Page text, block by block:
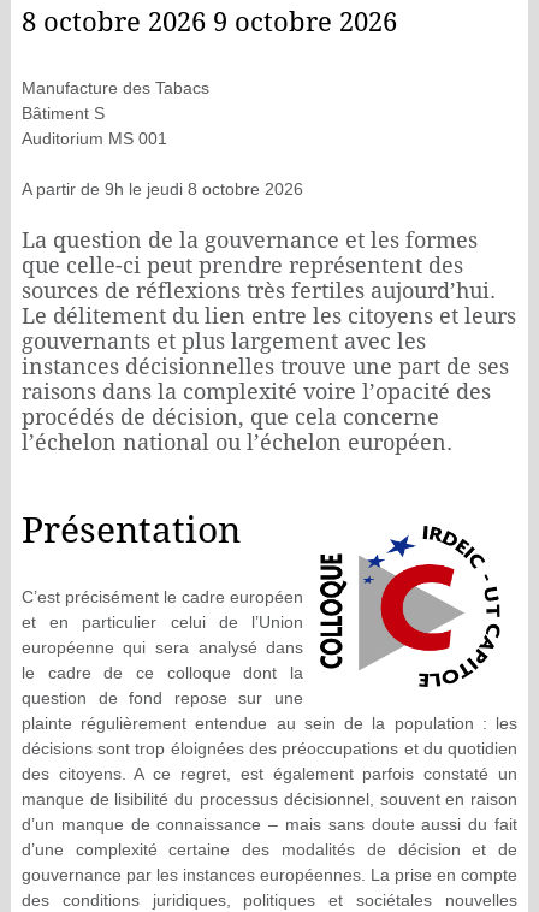
8 octobre 2026 9 octobre 2026
Manufacture des Tabacs
Bâtiment S
Auditorium MS 001
A partir de 9h le jeudi 8 octobre 2026
La question de la gouvernance et les formes
que celle-ci peut prendre représentent des
sources de réflexions très fertiles aujourd’hui.
Le délitement du lien entre les citoyens et leurs
gouvernants et plus largement avec les
instances décisionnelles trouve une part de ses
raisons dans la complexité voire l’opacité des
procédés de décision, que cela concerne
l’échelon national ou l’échelon européen.
Présentation
C’est précisément le cadre européen
et en particulier celui de l’Union
européenne qui sera analysé dans
le cadre de ce colloque dont la
question de fond repose sur une
plainte régulièrement entendue au sein de la population : les
décisions sont trop éloignées des préoccupations et du quotidien
des citoyens. A ce regret, est également parfois constaté un
manque de lisibilité du processus décisionnel, souvent en raison
d’un manque de connaissance – mais sans doute aussi du fait
d’une complexité certaine des modalités de décision et de
gouvernance par les instances européennes. La prise en compte
des conditions juridiques, politiques et sociétales nouvelles